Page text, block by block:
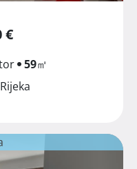
€
59㎡
Rijeka